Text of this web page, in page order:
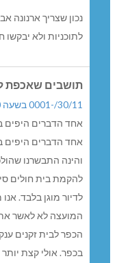
נכון שצריך ארנונה
לתוכניות ולא יבקשו
תושבים שאכפת
30/11/-0001 בשעה 00:00
אחד הדברים היפים
אחד הדברים היפים
לדיור מוגן בלבד.
המועצה לא לאשר
הכפר לבית זקנים
בכפר. אולי קצת יותר